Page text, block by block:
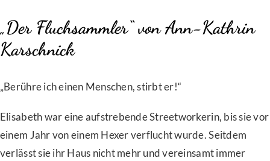
„Der Fluchsammler“ von Ann-Kathrin
Karschnick
„Berühre ich einen Menschen, stirbt er!“
Elisabeth war eine aufstrebende Streetworkerin, bis sie vor
einem Jahr von einem Hexer verflucht wurde. Seitdem
verlässt sie ihr Haus nicht mehr und vereinsamt immer